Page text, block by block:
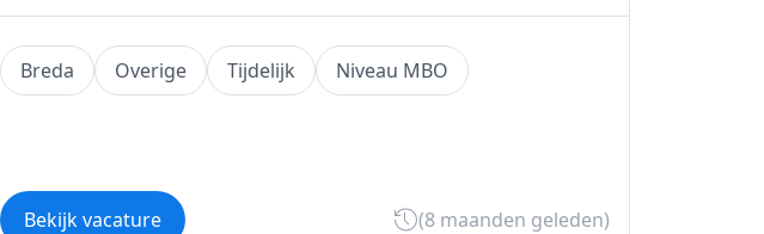
Breda Overige Tijdelijk Niveau MBO
Bekijk vacature (8 maanden geleden)